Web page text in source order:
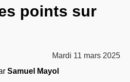
points sur
Mardi 11 mars 2025
Samuel Mayol